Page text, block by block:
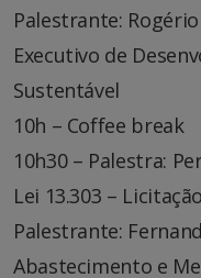
Palestrante:
Executivo de
Sustentável
10h – Coffee break
10h30 – Palestra:
Lei 13.303 –
Palestrante:
Abastecimento e